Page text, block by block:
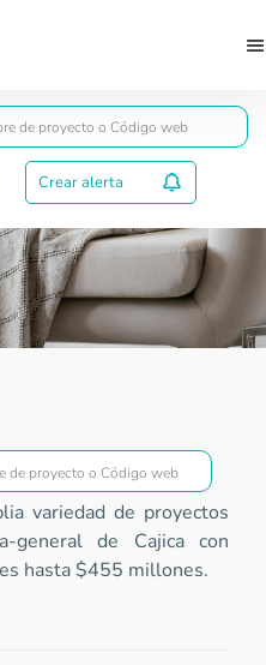
Crear alertaa VIS
variedad de proyectos
general de Cajica con
hasta $455 millones.